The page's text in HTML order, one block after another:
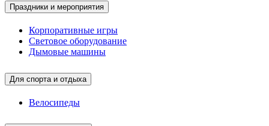
Праздники и мероприятия
Корпоративные игры
Световое оборудование
Дымовые машины
Для спорта и отдыха
Велосипеды